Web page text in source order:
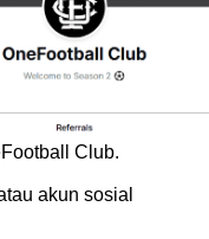
Club.
akun sosial